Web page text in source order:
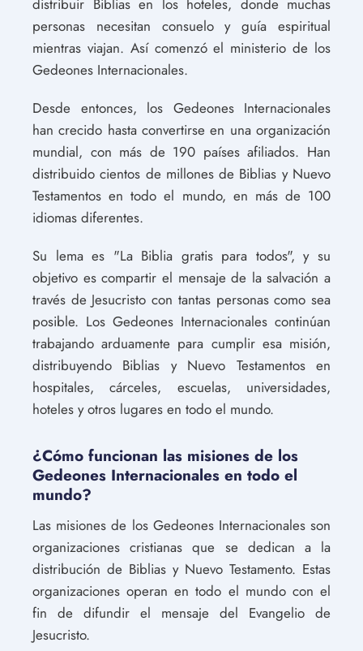
personas necesitan consuelo y guía espiritual
mientras viajan. Así comenzó el ministerio de los
Gedeones Internacionales.
Desde entonces, los Gedeones Internacionales
han crecido hasta convertirse en una organización
mundial, con más de 190 países afiliados. Han
distribuido cientos de millones de Biblias y Nuevo
Testamentos en todo el mundo, en más de 100
idiomas diferentes.
Su lema es "La Biblia gratis para todos", y su
objetivo es compartir el mensaje de la salvación a
través de Jesucristo con tantas personas como sea
posible. Los Gedeones Internacionales continúan
trabajando arduamente para cumplir esa misión,
distribuyendo Biblias y Nuevo Testamentos en
hospitales, cárceles, escuelas, universidades,
hoteles y otros lugares en todo el mundo.
¿Cómo funcionan las misiones de los
Gedeones Internacionales en todo el
mundo?
Las misiones de los Gedeones Internacionales son
organizaciones cristianas que se dedican a la
distribución de Biblias y Nuevo Testamento. Estas
organizaciones operan en todo el mundo con el
fin de difundir el mensaje del Evangelio de
Jesucristo.